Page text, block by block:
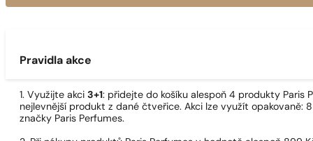
Pravidla akce
1. Využijte akci 3+1: přidejte do košíku alespoň 4 produkty
nejlevnější produkt z dané čtveřice. Akci lze využít opakovaně:
značky Paris Perfumes.